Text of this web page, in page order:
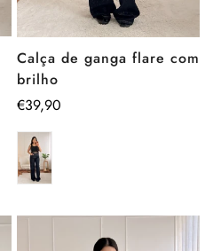
Calça de ganga flare com
brilho
Preço
€39,90